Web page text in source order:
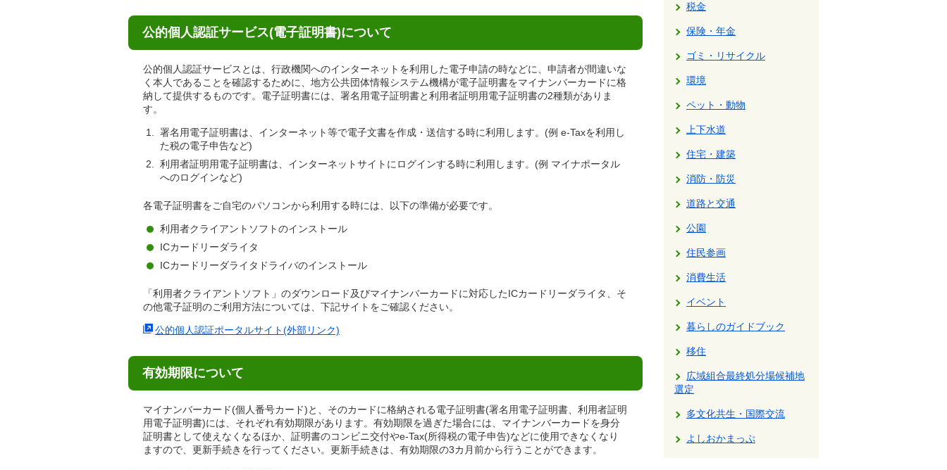
公的個人認証サービス(電子証明書)について
公的個人認証サービスとは、行政機関へのインターネットを利用した電子申請の時などに、申請者が間違いな
く本人であることを確認するために、地方公共団体情報システム機構が電子証明書をマイナンバーカードに格
納して提供するものです。電子証明書には、署名用電子証明書と利用者証明用電子証明書の2種類がありま
す。
署名用電子証明書は、インターネット等で電子文書を作成・送信する時に利用します。(例 e‐Taxを利用し
た税の電子申告など)
利用者証明用電子証明書は、インターネットサイトにログインする時に利用します。(例 マイナポータル
へのログインなど)
各電子証明書をご自宅のパソコンから利用する時には、以下の準備が必要です。
利用者クライアントソフトのインストール
ICカードリーダライタ
ICカードリーダライタドライバのインストール
「利用者クライアントソフト」のダウンロード及びマイナンバーカードに対応したICカードリーダライタ、そ
の他電子証明のご利用方法については、下記サイトをご確認ください。
公的個人認証ポータルサイト(外部リンク)
有効期限について
マイナンバーカード(個人番号カード)と、そのカードに格納される電子証明書(署名用電子証明書、利用者証明
用電子証明書)には、それぞれ有効期限があります。有効期限を過ぎた場合には、マイナンバーカードを身分
証明書として使えなくなるほか、証明書のコンビニ交付やe-Tax(所得税の電子申告)などに使用できなくなり
ますので、更新手続きを行ってください。更新手続きは、有効期限の3カ月前から行うことができます。
税金
保険・年金
ゴミ・リサイクル
環境
ペット・動物
上下水道
住宅・建築
消防・防災
道路と交通
公園
住民参画
消費生活
イベント
暮らしのガイドブック
移住
広域組合最終処分場候補地
選定
多文化共生・国際交流
よしおかまっぷ